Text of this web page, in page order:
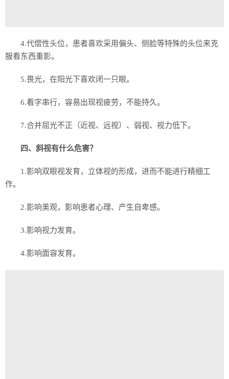
4.代偿性头位，患者喜欢采用偏头、侧脸等特殊的头位来克
服看东西重影。
5.畏光，在阳光下喜欢闭一只眼。
6.看字串行，容易出现视疲劳，不能持久。
7.合并屈光不正（近视、远视）、弱视、视力低下。
四、斜视有什么危害？
1.影响双眼视发育，立体视的形成，进而不能进行精细工
作。
2.影响美观，影响患者心理、产生自卑感。
3.影响视力发育。
4.影响面容发育。